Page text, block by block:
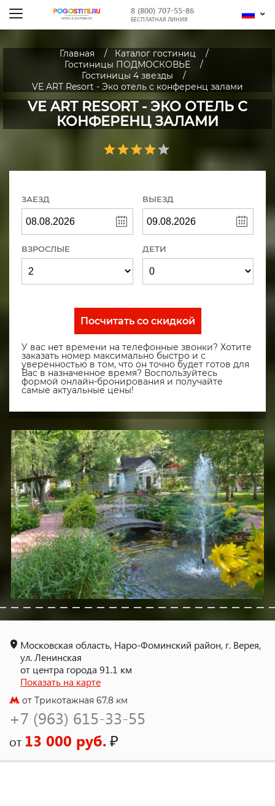
8 (800) 707-55-86
БЕСПЛАТНАЯ ЛИНИЯ
Главная
Каталог гостиниц
Гостиницы ПОДМОСКОВЬЕ
Гостиницы 4 звезды
VE ART Resort - Эко отель с конференц залами
VE ART RESORT - ЭКО ОТЕЛЬ С
КОНФЕРЕНЦ ЗАЛАМИ
ЗАЕЗД ВЫЕЗД
ВЗРОСЛЫЕ ДЕТИ
Посчитать со скидкой
У вас нет времени на телефонные звонки? Хотите
заказать номер максимально быстро и с
уверенностью в том, что он точно будет готов для
Вас в назначенное время? Воспользуйтесь
формой онлайн-бронирования и получайте
самые актуальные цены!
Московская область, Наро-Фоминский район, г. Верея,
ул. Ленинская
от центра города 91.1 км
Показать на карте
от Трикотажная 67.8 км
+7 (963) 615-33-55
от 13 000 руб.₽